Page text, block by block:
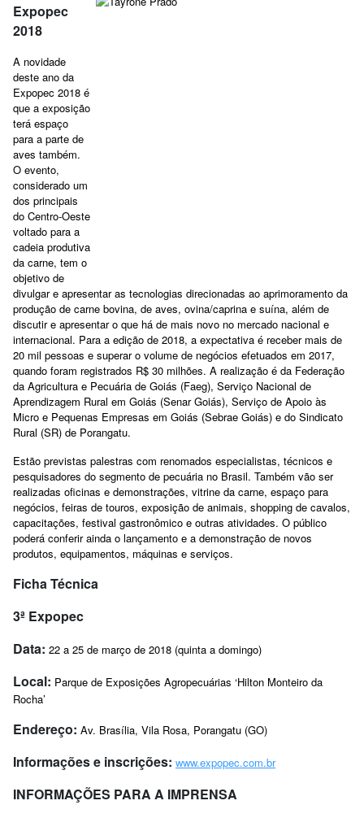
Expopec
2018
A novidade
deste ano da
Expopec 2018 é
que a exposição
terá espaço
para a parte de
aves também.
O evento,
considerado um
dos principais
do Centro-Oeste
voltado para a
cadeia produtiva
da carne, tem o
objetivo de
divulgar e apresentar as tecnologias direcionadas ao aprimoramento da
produção de carne bovina, de aves, ovina/caprina e suína, além de
discutir e apresentar o que há de mais novo no mercado nacional e
internacional. Para a edição de 2018, a expectativa é receber mais de
20 mil pessoas e superar o volume de negócios efetuados em 2017,
quando foram registrados R$ 30 milhões. A realização é da Federação
da Agricultura e Pecuária de Goiás (Faeg), Serviço Nacional de
Aprendizagem Rural em Goiás (Senar Goiás), Serviço de Apoio às
Micro e Pequenas Empresas em Goiás (Sebrae Goiás) e do Sindicato
Rural (SR) de Porangatu.
Estão previstas palestras com renomados especialistas, técnicos e
pesquisadores do segmento de pecuária no Brasil. Também vão ser
realizadas oficinas e demonstrações, vitrine da carne, espaço para
negócios, feiras de touros, exposição de animais, shopping de cavalos,
capacitações, festival gastronômico e outras atividades. O público
poderá conferir ainda o lançamento e a demonstração de novos
produtos, equipamentos, máquinas e serviços.
Ficha Técnica
3ª Expopec
Data: 22 a 25 de março de 2018 (quinta a domingo)
Local: Parque de Exposições Agropecuárias ‘Hilton Monteiro da
Rocha’
Endereço: Av. Brasília, Vila Rosa, Porangatu (GO)
Informações e inscrições: www.expopec.com.br
INFORMAÇÕES PARA A IMPRENSA